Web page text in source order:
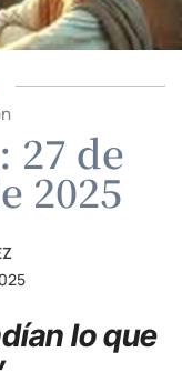
27 de
2025
lo que